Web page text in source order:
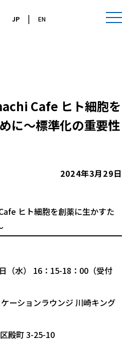
JP| EN
Cafe ヒト細胞を
に～標準化の重要性
2024年3月29日
ヒト細胞を創薬に生かすた
（水） 16：15-18：00（受付
ーションラウンジ 川崎キング
殿町 3-25-10